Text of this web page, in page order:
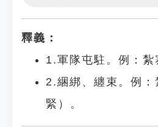
釋義：
1.軍隊屯駐。例：紮
2.綑綁、纏束。例：
緊）。